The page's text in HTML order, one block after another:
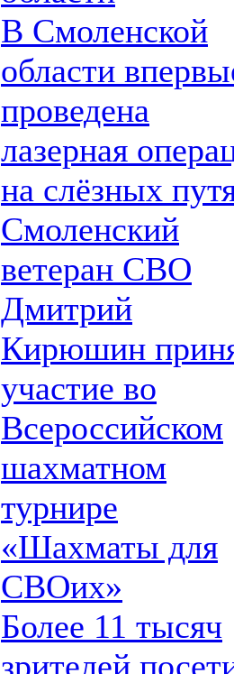
В Смоленской
области
проведена
лазерная
на слёзных
Смоленский
ветеран СВО
Дмитрий
Кирюшин
участие во
Всероссийском
шахматном
турнире
«Шахматы для
СВОих»
Более 11 тысяч
зрителей